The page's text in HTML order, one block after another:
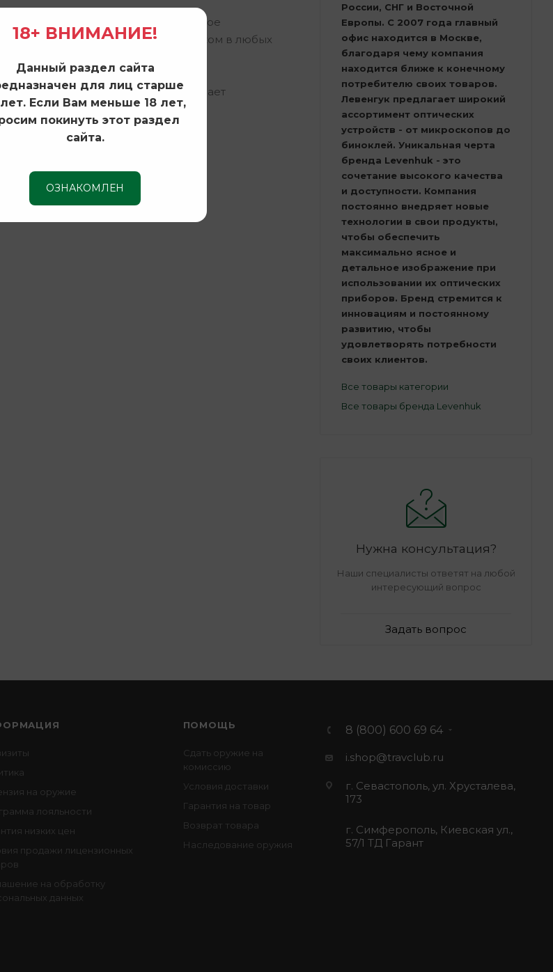
обеспечивает яркое и четкое
что делает его надежным спутником в любых
а удобный штатив обеспечивает
Blaze PLUS 80!
России, СНГ и Восточной
Европы. С 2007 года главный
офис находится в Москве,
благодаря чему компания
находится ближе к конечному
потребителю своих товаров.
Левенгук предлагает широкий
ассортимент оптических
устройств - от микроскопов до
биноклей. Уникальная черта
бренда Levenhuk - это
сочетание высокого качества
и доступности. Компания
постоянно внедряет новые
технологии в свои продукты,
чтобы обеспечить
максимально ясное и
детальное изображение при
использовании их оптических
приборов. Бренд стремится к
инновациям и постоянному
развитию, чтобы
удовлетворять потребности
своих клиентов.
Все товары категории
Все товары бренда Levenhuk
Нужна консультация?
Наши специалисты ответят на любой
интересующий вопрос
Задать вопрос
на оружие
лояльности
низких цен
продажи лицензионных
на обработку
данных
ПОМОЩЬ
Сдать оружие на
комиссию
Условия доставки
Гарантия на товар
Возврат товара
Наследование оружия
8 (800) 600 69 64
i.shop@travclub.ru
г. Севастополь, ул. Хрусталева,
173
г. Симферополь, Киевская ул.,
57/1 ТД Гарант
18+ ВНИМАНИЕ!
Данный раздел сайта
для лиц старше
лет. Если Вам меньше 18 лет,
покинуть этот раздел
сайта.
ОЗНАКОМЛЕН